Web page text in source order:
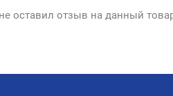
оставил отзыв на данный